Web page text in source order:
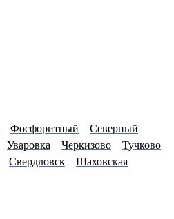
Фосфоритный
Северный
Уваровка Черкизово
Тучково
Свердловск
Шаховская